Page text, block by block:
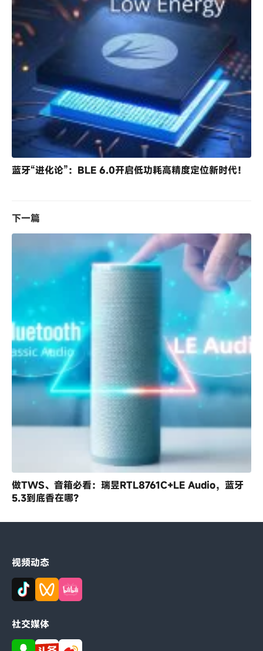
蓝牙“进化论”：BLE 6.0开启低功耗高精度定位新时代！
下一篇
做TWS、音箱必看：瑞昱RTL8761C+LE Audio，蓝牙
5.3到底香在哪？
视频动态
社交媒体